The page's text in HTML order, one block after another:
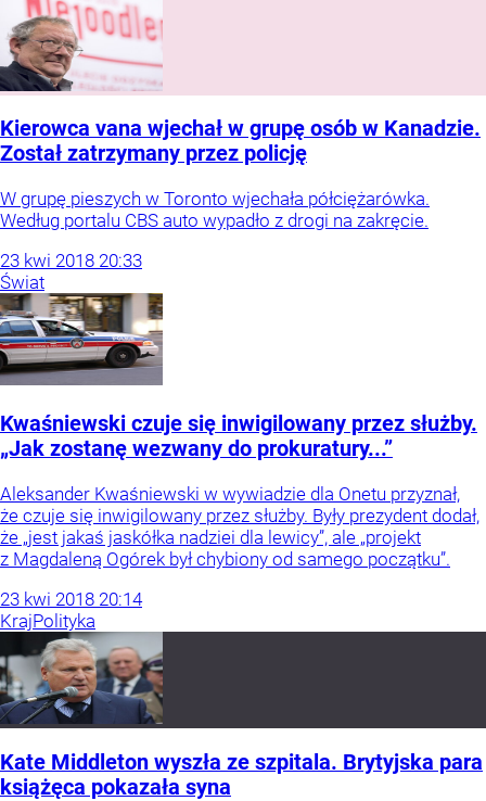
Kierowca vana wjechał w grupę osób w Kanadzie.
Został zatrzymany przez policję
W grupę pieszych w Toronto wjechała półciężarówka.
Według portalu CBS auto wypadło z drogi na zakręcie.
23 kwi 2018 20:33
Świat
Kwaśniewski czuje się inwigilowany przez służby.
„Jak zostanę wezwany do prokuratury...”
Aleksander Kwaśniewski w wywiadzie dla Onetu przyznał,
że czuje się inwigilowany przez służby. Były prezydent dodał,
że „jest jakaś jaskółka nadziei dla lewicy”, ale „projekt
z Magdaleną Ogórek był chybiony od samego początku”.
23 kwi 2018 20:14
KrajPolityka
Kate Middleton wyszła ze szpitala. Brytyjska para
książęca pokazała syna